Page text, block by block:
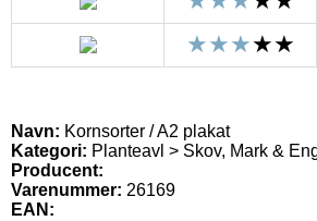
Navn: Kornsorter / A2 plakat
Kategori: Planteavl > Skov, Mark &
Producent:
Varenummer: 26169
EAN: